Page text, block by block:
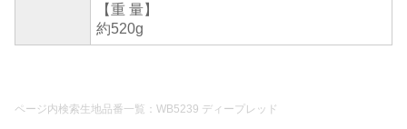
【重 量】
約520g
ページ内検索生地品番一覧：WB5239 ディープレッド